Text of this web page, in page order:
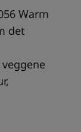
Warm
det